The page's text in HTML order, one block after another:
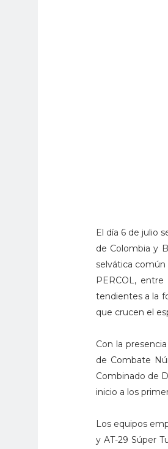
El día 6 de julio
de Colombia y
selvática común
PERCOL,
tendientes a la
que crucen el
Con la
de Combate
Combinado de
inicio a los
Los equipos
y AT-29 Súper